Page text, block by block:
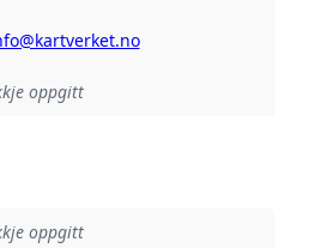
oppgitt
oppgitt